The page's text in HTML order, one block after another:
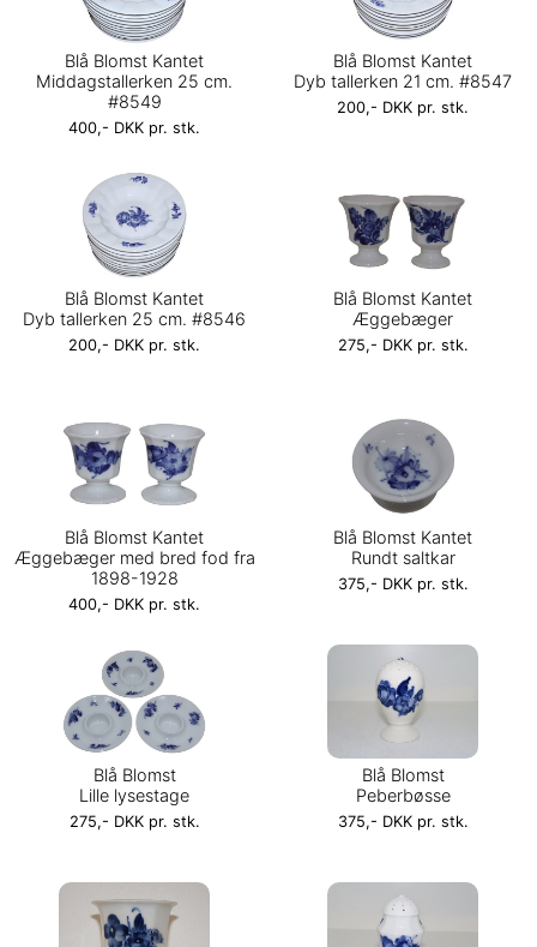
Blå Blomst Kantet
Middagstallerken 25 cm.
#8549
400,- DKK pr. stk.
Blå Blomst Kantet
Dyb tallerken 21 cm. #8547
200,- DKK pr. stk.
Blå Blomst Kantet
Dyb tallerken 25 cm. #8546
200,- DKK pr. stk.
Blå Blomst Kantet
Æggebæger
275,- DKK pr. stk.
Blå Blomst Kantet
Æggebæger med bred fod fra
1898-1928
400,- DKK pr. stk.
Blå Blomst Kantet
Rundt saltkar
375,- DKK pr. stk.
Blå Blomst
Lille lysestage
275,- DKK pr. stk.
Blå Blomst
Peberbøsse
375,- DKK pr. stk.